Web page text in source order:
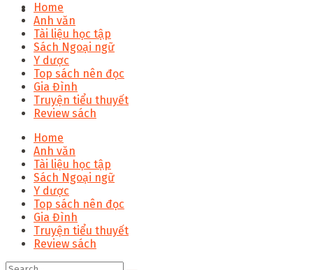
Home
Anh văn
Tài liệu học tập
Sách Ngoại ngữ
Y dược
Top sách nên đọc
Gia Đình
Truyện tiểu thuyết
Review sách
Home
Anh văn
Tài liệu học tập
Sách Ngoại ngữ
Y dược
Top sách nên đọc
Gia Đình
Truyện tiểu thuyết
Review sách